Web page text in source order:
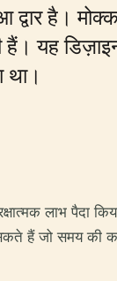
हैं। यह
था।
रक्षात्मक लाभ
हैं जो समय की